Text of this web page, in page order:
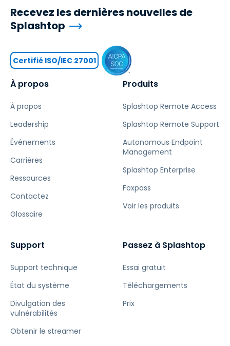
À propos
À propos
Leadership
Événements
Carrières
Ressources
Contactez
Glossaire
Produits
Splashtop Remote Access
Splashtop Remote Support
Autonomous Endpoint
Management
Splashtop Enterprise
Foxpass
Voir les produits
Support
Support technique
État du système
Divulgation des
vulnérabilités
Obtenir le streamer
Passez à Splashtop
Essai gratuit
Téléchargements
Prix
Recevez les dernières nouvelles de
Splashtop
Certifié ISO/IEC 27001